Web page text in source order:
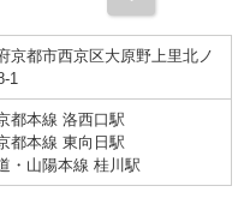
京都市西京区大原野上里北ノ
1
都本線 洛西口駅
都本線 東向日駅
・山陽本線 桂川駅